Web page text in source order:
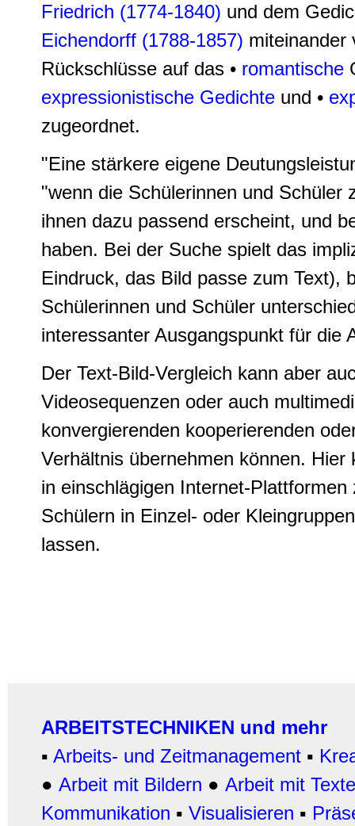
Friedrich (1774-1840) und dem
Eichendorff (1788-1857) miteinander
Rückschlüsse auf das • romantische
expressionistische Gedichte und •
zugeordnet.
"Eine stärkere eigene
"wenn die Schülerinnen und Schüler
ihnen dazu passend erscheint, und
haben. Bei der Suche spielt das
Eindruck, das Bild passe zum Text),
Schülerinnen und Schüler
interessanter Ausgangspunkt für die
Der Text-Bild-Vergleich kann aber
Videosequenzen oder auch
konvergierenden kooperierenden
Verhältnis übernehmen können.
in einschlägigen Internet-
Schülern in Einzel- oder
lassen.
ARBEITSTECHNIKEN und mehr
▪ Arbeits- und Zeitmanagement ▪
● Arbeit mit Bildern ● Arbeit mit
Kommunikation ▪ Visualisieren ▪